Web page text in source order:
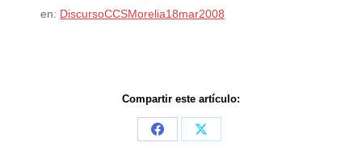
en: DiscursoCCSMorelia18mar2008
Compartir este artículo:
Share
Share